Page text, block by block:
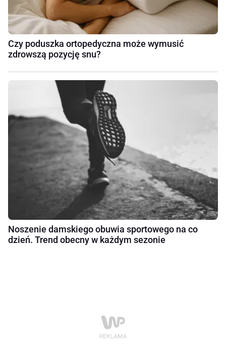
Czy poduszka ortopedyczna może wymusić
zdrowszą pozycję snu?
Noszenie damskiego obuwia sportowego na co
dzień. Trend obecny w każdym sezonie